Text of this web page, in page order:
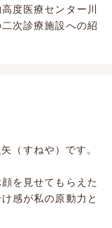
度医療センター川
次診療施設への紹
（すねや）です。
を見せてもらえた
感が私の原動力と